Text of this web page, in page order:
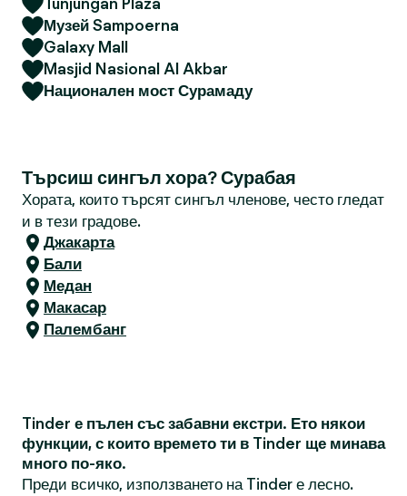
Tunjungan Plaza
Музей Sampoerna
Galaxy Mall
Masjid Nasional Al Akbar
Национален мост Сурамаду
Търсиш сингъл хора? Сурабая
Хората, които търсят сингъл членове, често гледат
и в тези градове.
Джакарта
Бали
Медан
Макасар
Палембанг
Tinder е пълен със забавни екстри. Ето някои
функции, с които времето ти в Tinder ще минава
много по-яко.
Преди всичко, използването на Tinder е лесно.